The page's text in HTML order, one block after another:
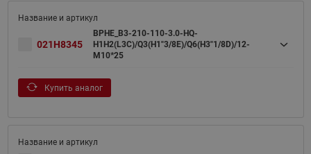
021H8345
BPHE_B3-210-110-3.0-HQ-
H1H2(L3C)/Q3(H1"3/8E)/Q6(H3"1/8D)/12-
M10*25
Купить аналог